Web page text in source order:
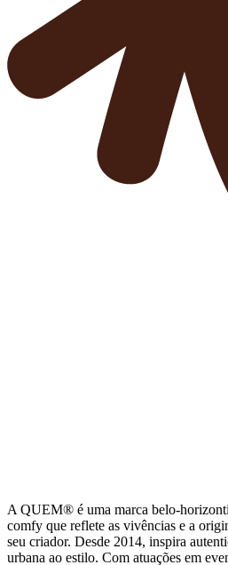
A QUEM® é uma marca belo-
comfy que reflete as vivências e a
seu criador. Desde 2014, inspira
urbana ao estilo. Com atuações em